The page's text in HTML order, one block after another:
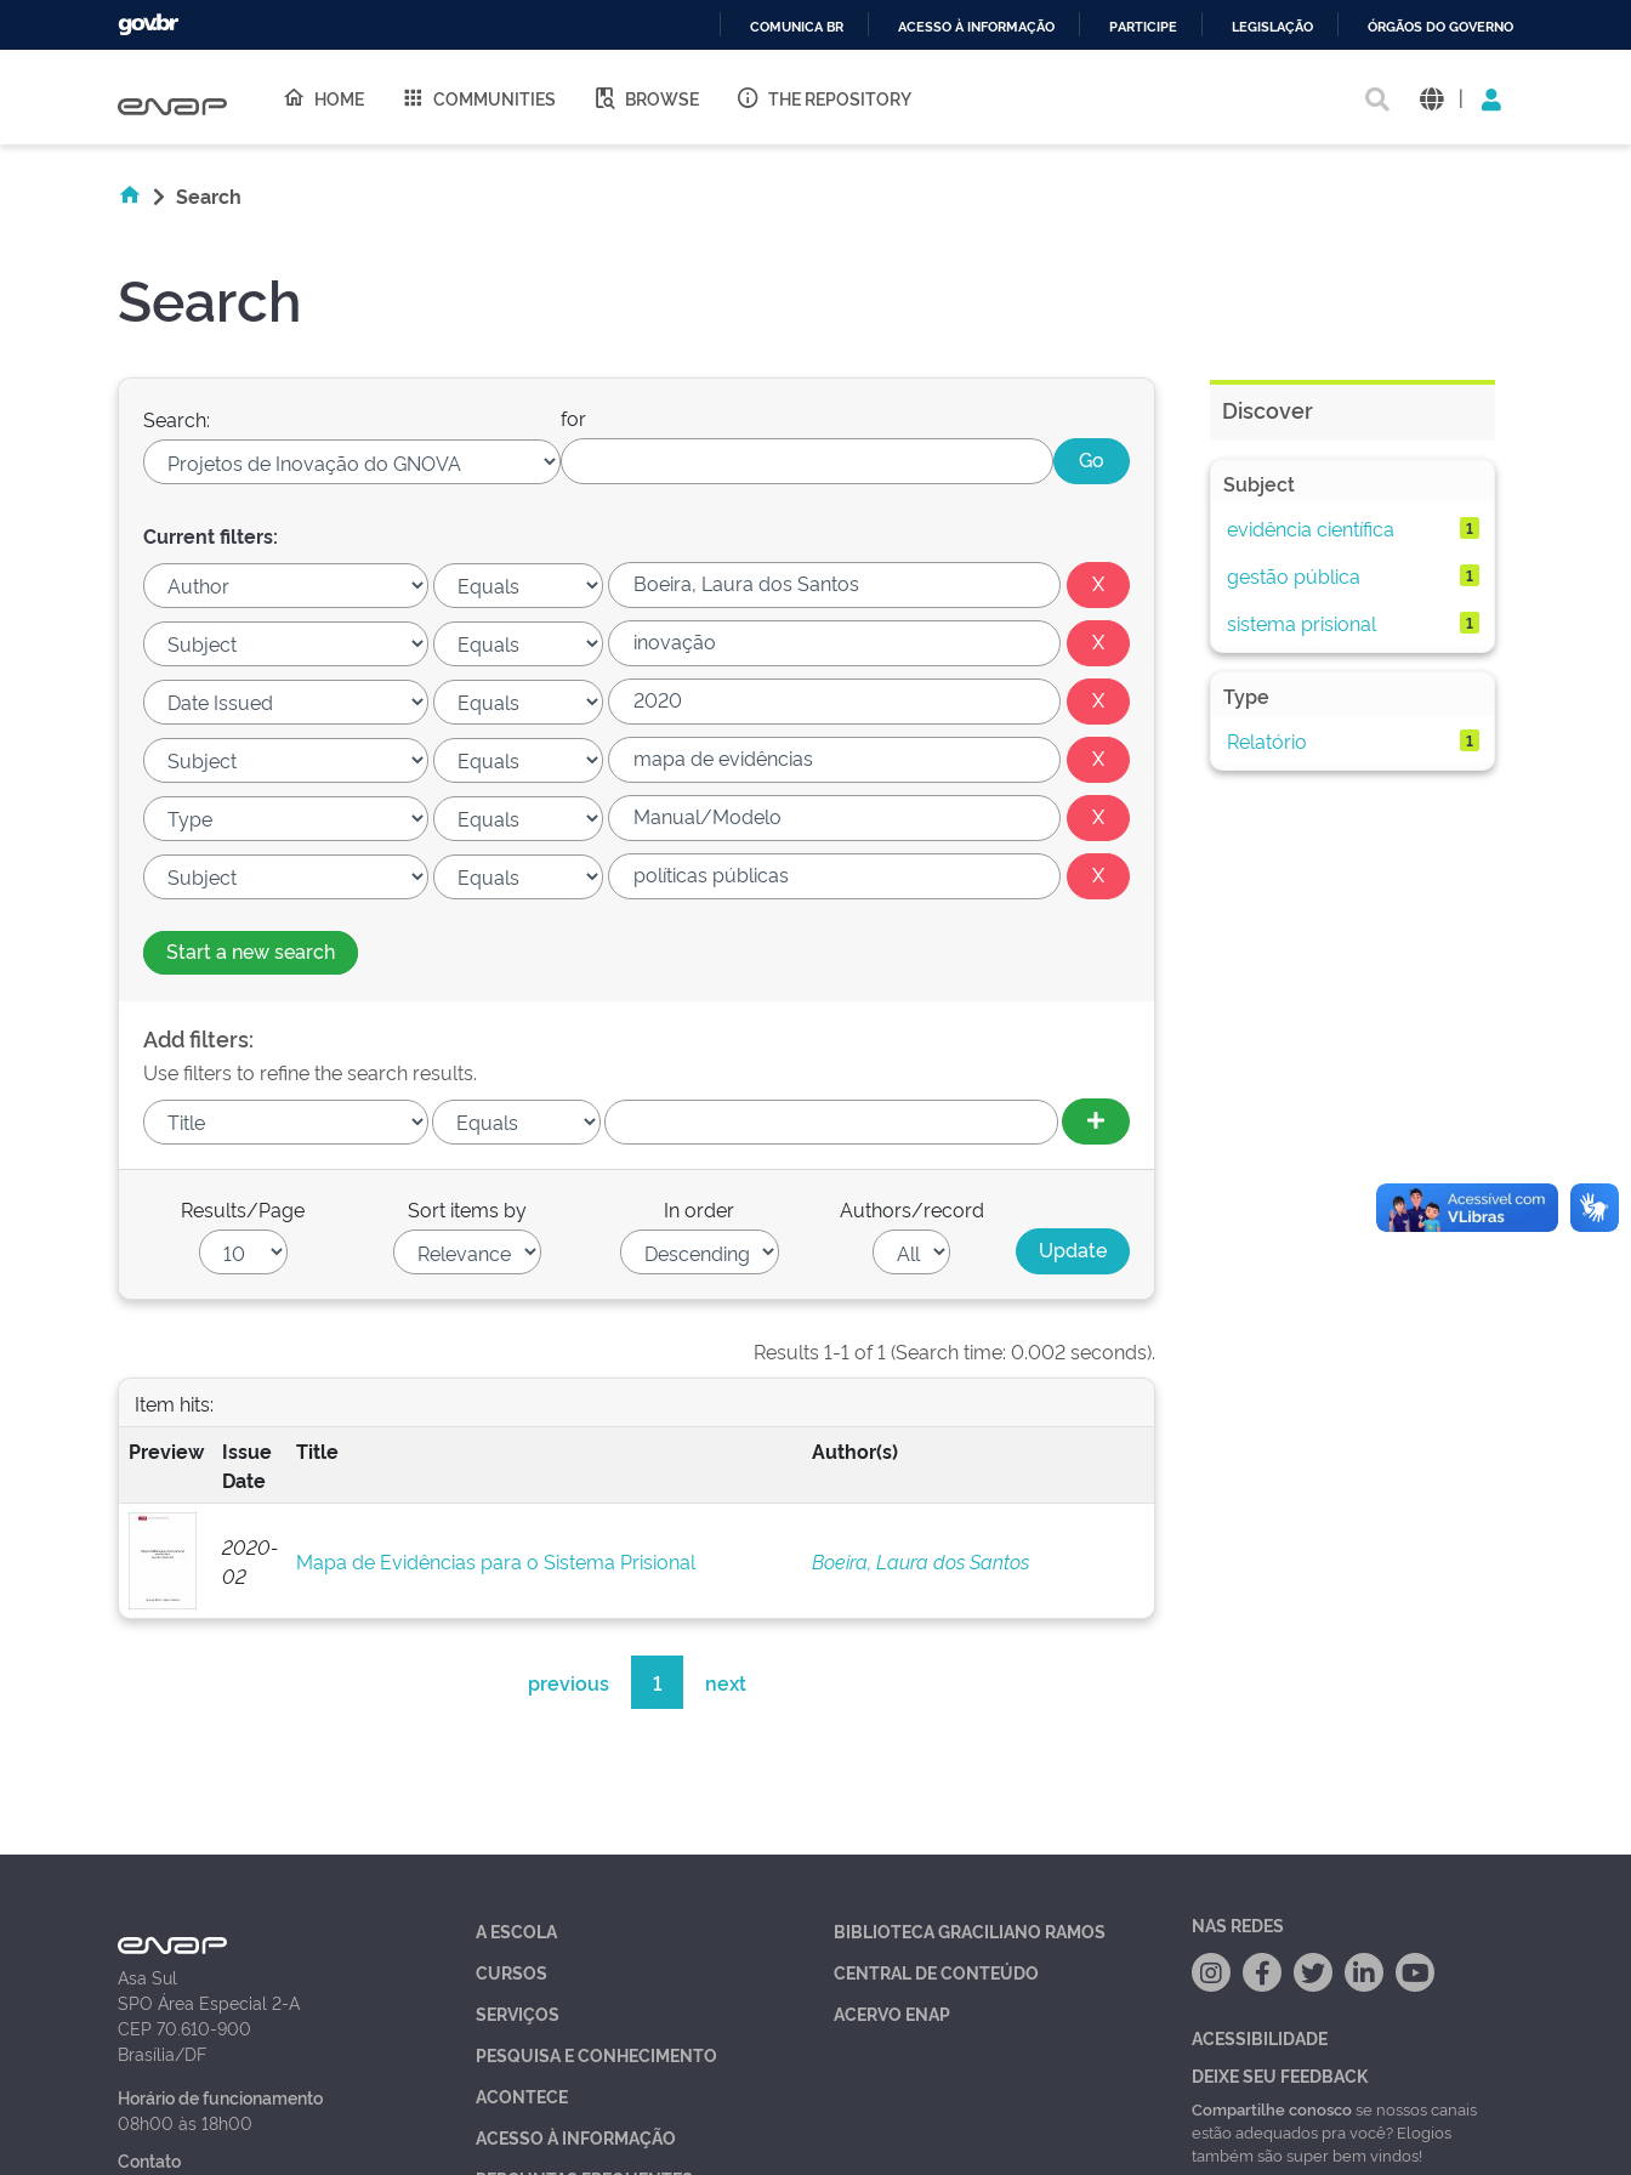
O
COMUNICA BR ACESSO À INFORMAÇÃO PARTICIPE LEGISLAÇÃO ÓRGÃOS DO GOVERNO
HOME COMMUNITIES BROWSE THE REPOSITORY |
Search
Search
Search: for
Current filters:
Start a new search
Add filters:
Use filters to refine the search results.
Results/Page Sort items by In order Authors/record
Results 1-1 of 1 (Search time: 0.002 seconds).
Item hits:
Preview
Issue
Date
Title Author(s)
2020-
02
Mapa de Evidências para o Sistema Prisional Boeira, Laura dos Santos
previous 1 next
Discover
Subject
evidência científica
1
gestão pública 1
sistema prisional 1
Type
Relatório
1
Asa Sul
SPO Área Especial 2-A
CEP 70.610-900
Brasília/DF
Horário de funcionamento
08h00 às 18h00
Contato
A ESCOLA
CURSOS
SERVIÇOS
PESQUISA E CONHECIMENTO
ACONTECE
ACESSO À INFORMAÇÃO
BIBLIOTECA GRACILIANO RAMOS
CENTRAL DE CONTEÚDO
ACERVO ENAP
NAS REDES
ACESSIBILIDADE
DEIXE SEU FEEDBACK
Compartilhe conoscose nossos canais
estão adequados pra você? Elogios
também são super bem vindos!